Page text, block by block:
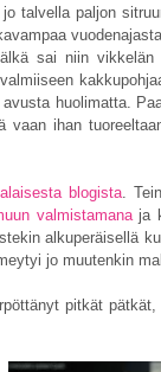
talvella paljon
sai niin
huolimatta.
vaan ihan
blogista.
valmistamanaja
alkuperäisellä
jo muutenkin
pitkät